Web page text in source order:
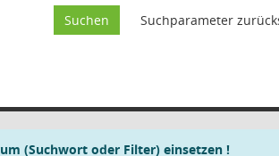
(Suchwort oder Filter) einsetzen !